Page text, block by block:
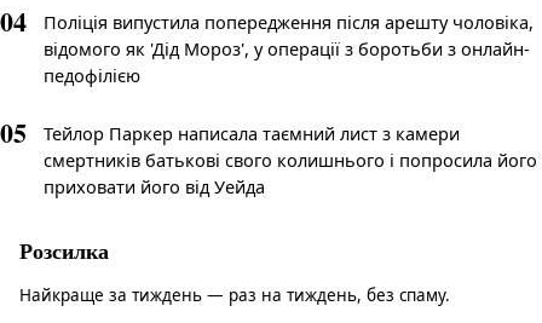
04
Поліція випустила попередження після арешту чоловіка,
відомого як 'Дід Мороз', у операції з боротьби з онлайн-
педофілією
05
Тейлор Паркер написала таємний лист з камери
смертників батькові свого колишнього і попросила його
приховати його від Уейда
Розсилка
Найкраще за тиждень — раз на тиждень, без спаму.